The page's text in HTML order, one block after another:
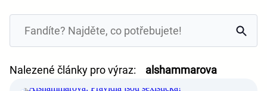
Nalezené články pro výraz: alshammarova